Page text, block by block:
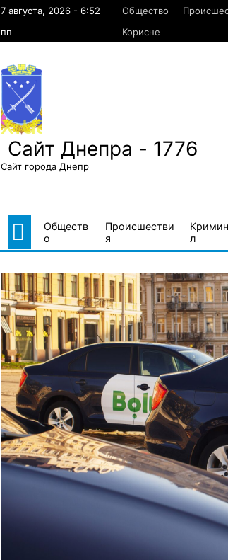
7 августа, 2026 - 6:52
пп
Общество
Корисне
Сайт Днепра - 1776
Сайт города Днепр
Обществ
о
Происшестви
я
л